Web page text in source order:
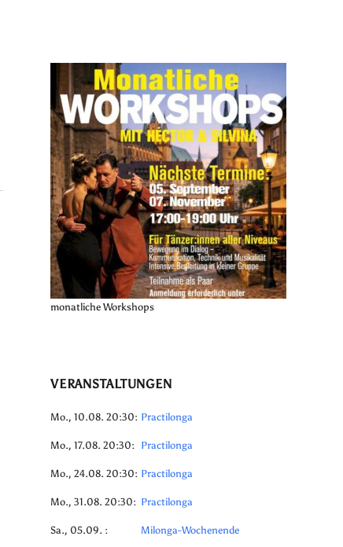
monatliche Workshops
VERANSTALTUNGEN
Mo., 10.08. 20:30: Practilonga
Mo., 17.08. 20:30: Practilonga
Mo., 24.08. 20:30: Practilonga
Mo., 31.08. 20:30: Practilonga
Sa., 05.09. : Milonga-Wochenende